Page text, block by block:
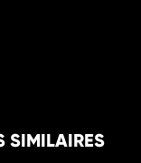
SIMILAIRES